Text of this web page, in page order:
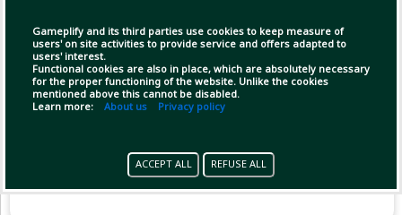
Gameplify and its third parties use cookies to keep measure of
users' on site activities to provide service and offers adapted to
users' interest.
Functional cookies are also in place, which are absolutely necessary
for the proper functioning of the website. Unlike the cookies
mentioned above this cannot be disabled.
Learn more: About us Privacy policy
ACCEPT ALL REFUSE ALL
Open